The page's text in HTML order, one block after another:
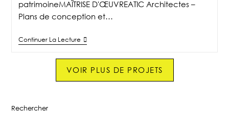
patrimoineMAÎTRISE D'ŒUVREATIC Architectes –
Plans de conception et…
Continuer La Lecture
VOIR PLUS DE PROJETS
Rechercher